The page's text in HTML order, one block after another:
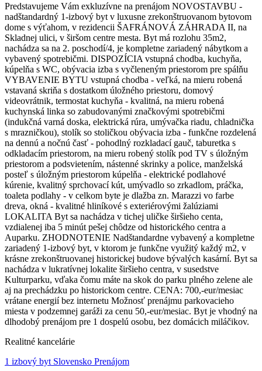
Predstavujeme Vám exkluzívne na prenájom NOVOSTAVBU -
nadštandardný 1-izbový byt v luxusne zrekonštruovanom bytovom
dome s výťahom, v rezidencii ŠAFRÁNOVÁ ZÁHRADA II, na
Skladnej ulici, v širšom centre mesta. Byt má rozlohu 35m2,
nachádza sa na 2. poschodí/4, je kompletne zariadený nábytkom a
vybavený spotrebičmi. DISPOZÍCIA vstupná chodba, kuchyňa,
kúpelňa s WC, obývacia izba s vyčleneným priestorom pre spálňu
VYBAVENIE BYTU vstupná chodba - veľká, na mieru robená
vstavaná skriňa s dostatkom úložného priestoru, domový
videovrátnik, termostat kuchyňa - kvalitná, na mieru robená
kuchynská linka so zabudovanými značkovými spotrebičmi
(indukčná varná doska, elektrická rúra, umývačka riadu, chladnička
s mrazničkou), stolík so stoličkou obývacia izba - funkčne rozdelená
na dennú a nočnú časť - pohodlný rozkladací gauč, taburetka s
odkladacím priestorom, na mieru robený stolík pod TV s úložným
priestorom a podsvietením, nástenné skrinky a police, manželská
posteľ s úložným priestorom kúpelňa - elektrické podlahové
kúrenie, kvalitný sprchovací kút, umývadlo so zrkadlom, práčka,
toaleta podlahy - v celkom byte je dlažba zn. Marazzi vo farbe
dreva, okná - kvalitné hliníkové s exteriérovými žalúziami
LOKALITA Byt sa nachádza v tichej uličke širšieho centa,
vzdialenej iba 5 minút pešej chôdze od historického centra a
Auparku. ZHODNOTENIE Nadštandardne vybavený a kompletne
zariadený 1-izbový byt, v ktorom je funkčne využitý každý m2, v
krásne zrekonštruovanej historickej budove bývalých kasární. Byt sa
nachádza v lukratívnej lokalite širšieho centra, v susedstve
Kulturparku, vďaka čomu máte na skok do parku plného zelene ale
aj na prechádzku po historickom centre. CENA: 700,-eur/mesiac
vrátane energií bez internetu Možnosť prenájmu parkovacieho
miesta v podzemnej garáži za cenu 50,-eur/mesiac. Byt je vhodný na
dlhodobý prenájom pre 1 dospelú osobu, bez domácich miláčikov.
Realitné kancelárie
1 izbový byt Slovensko Prenájom